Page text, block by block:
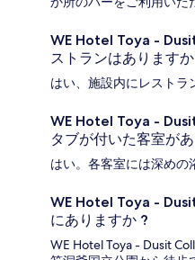
WE Hotel Toya -
ストランはあります
はい、施設内にレストラ
WE Hotel Toya -
タブが付いた客室が
はい。各客室には深めの
WE Hotel Toya -
にありますか ?
WE Hotel Toya - Dusit